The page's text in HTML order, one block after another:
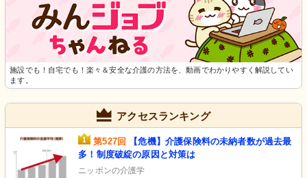
施設でも！自宅でも！楽々＆安全な介護の方法を、動画でわかりやすく解説してい
ます。
アクセスランキング
第527回
【危機】介護保険料の未納者数が過去最
多！制度破綻の原因と対策は
ニッポンの介護学